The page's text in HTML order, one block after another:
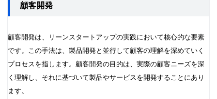
顧客開発
顧客開発は、リーンスタートアップの実践において核心的な要素
です。この手法は、製品開発と並行して顧客の理解を深めていく
プロセスを指します。顧客開発の目的は、実際の顧客ニーズを深
く理解し、それに基づいて製品やサービスを開発することにあり
ます。